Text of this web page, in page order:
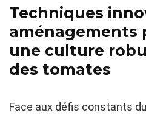
Techniques
aménagements
une culture
des tomates
Face aux défis constants